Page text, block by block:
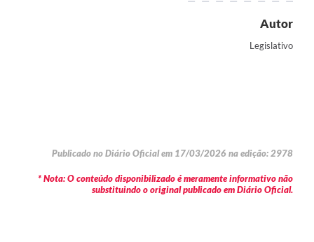
Autor
Legislativo
Publicado no Diário Oficial em 17/03/2026 na edição: 2978
* Nota: O conteúdo disponibilizado é meramente informativo não
substituindo o original publicado em Diário Oficial.